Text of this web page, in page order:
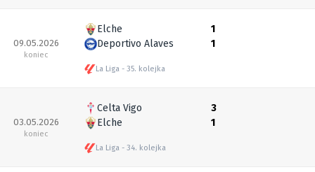
09.05.2026
koniec
Elche
Deportivo Alaves
La Liga 35. kolejka
1
1
03.05.2026
koniec
Celta Vigo
Elche
La Liga 34. kolejka
3
1